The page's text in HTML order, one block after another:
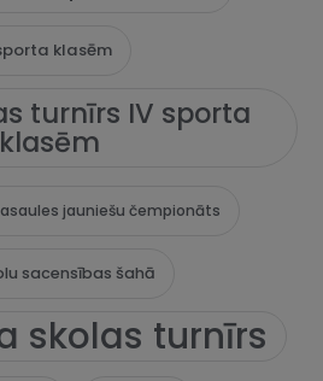
klasēm
turnīrs IV sporta
klasēm
jauniešu čempionāts
sacensības šahā
skolas turnīrs